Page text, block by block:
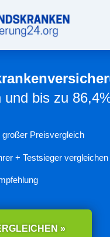
und bis zu
Preisvergleich
+ Testsieger vergleichen
»